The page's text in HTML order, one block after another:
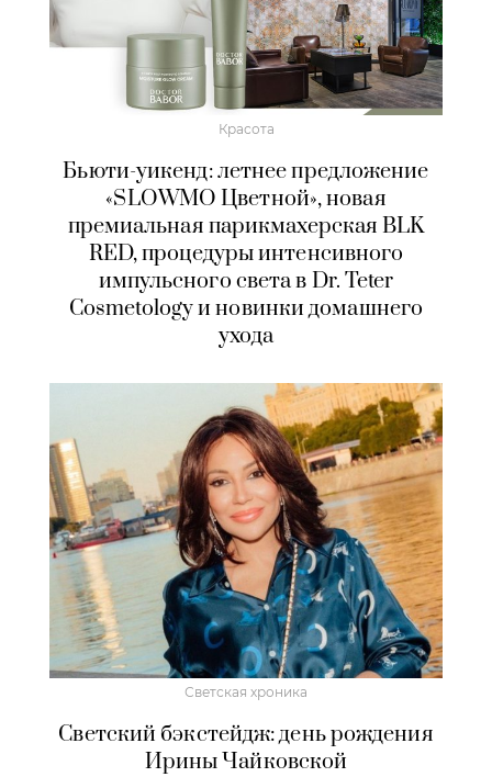
Красота
Бьюти-уикенд: летнее предложение
«SLOWMO Цветной», новая
премиальная парикмахерская BLK
RED, процедуры интенсивного
импульсного света в Dr. Teter
Cosmetology и новинки домашнего
ухода
Светская хроника
Светский бэкстейдж: день рождения
Ирины Чайковской